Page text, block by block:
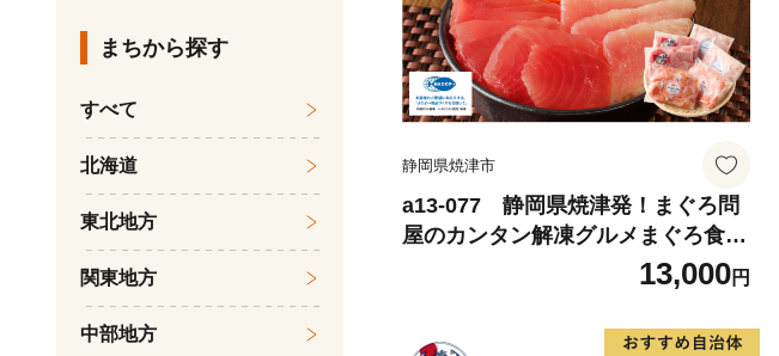
静岡県焼津市
a13-077 静岡県焼津発！まぐろ問
屋のカンタン解凍グルメまぐろ食べ
比べ3種1.2Kgセット！ SF613,000円
まちから探す
すべて
北海道
東北地方
関東地方
中部地方